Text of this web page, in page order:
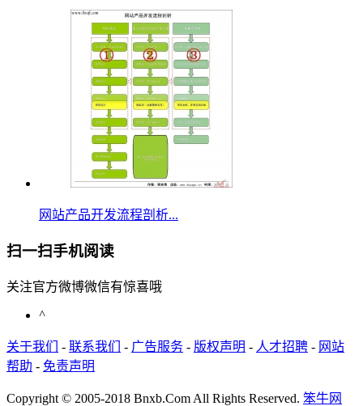
网站产品开发流程剖析...
扫一扫手机阅读
关注官方微博微信有惊喜哦
^
关于我们 - 联系我们 - 广告服务 - 版权声明 - 人才招聘 - 网站
帮助 - 免责声明
Copyright © 2005-2018 Bnxb.Com All Rights Reserved. 笨牛网